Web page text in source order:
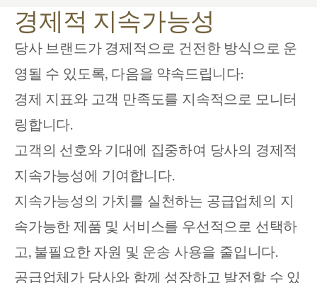
경제적 지속가능성
당사 브랜드가 경제적으로 건전한 방식으로 운
영될 수 있도록, 다음을 약속드립니다:
경제 지표와 고객 만족도를 지속적으로 모니터
링합니다.
고객의 선호와 기대에 집중하여 당사의 경제적
지속가능성에 기여합니다.
지속가능성의 가치를 실천하는 공급업체의 지
속가능한 제품 및 서비스를 우선적으로 선택하
고, 불필요한 자원 및 운송 사용을 줄입니다.
공급업체가 당사와 함께 성장하고 발전할 수 있